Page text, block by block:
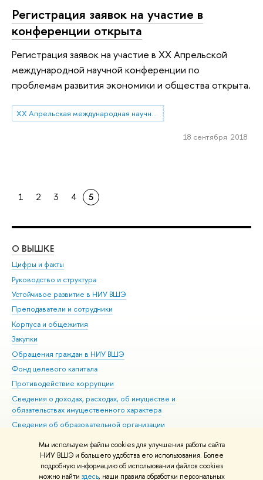
Мы используем файлы cookies для улучшения работы сайта
НИУ ВШЭ и большего удобства его использования. Более
подробную информацию об использовании файлов cookies
можно найти здесь, наши правила обработки персональных
Регистрация заявок на участие в
конференции открыта
Регистрация заявок на участие в XX Апрельской
международной научной конференции по
проблемам развития экономики и общества открыта.
XX Апрельская международная научная конференция по проблемам развития экономики и общества
18 сентября 2018
1 2 3 4 5
О ВЫШКЕ
Цифры и факты
Руководство и структура
Устойчивое развитие в НИУ ВШЭ
Преподаватели и сотрудники
Корпуса и общежития
Закупки
Обращения граждан в НИУ ВШЭ
Фонд целевого капитала
Противодействие коррупции
Сведения о доходах, расходах, об имуществе и
обязательствах имущественного характера
Сведения об образовательной организации
Людям с ограниченными возможностями здоровья
Единая платежная страница
Работа в Вышке